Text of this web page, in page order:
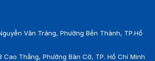
Văn Tráng, Phường Bến Thành, TP.Hồ
Cao Thắng, Phường Bàn Cờ, TP. Hồ Chí Minh